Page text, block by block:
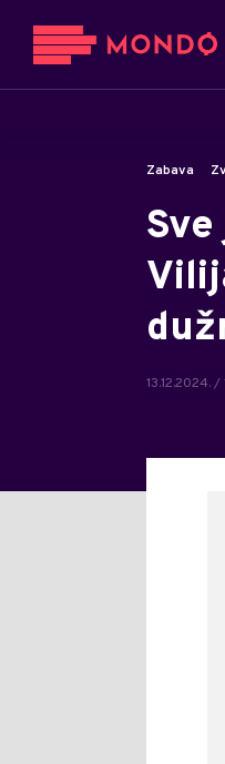
Zabava
13.12.2024. /